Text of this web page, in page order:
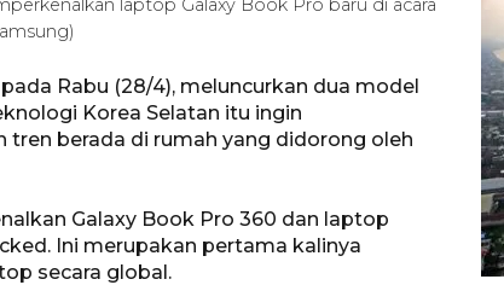
laptop Galaxy Book Pro baru di acara
Rabu (28/4), meluncurkan dua model
Korea Selatan itu ingin
berada di rumah yang didorong oleh
Galaxy Book Pro 360 dan laptop
Ini merupakan pertama kalinya
secara global.